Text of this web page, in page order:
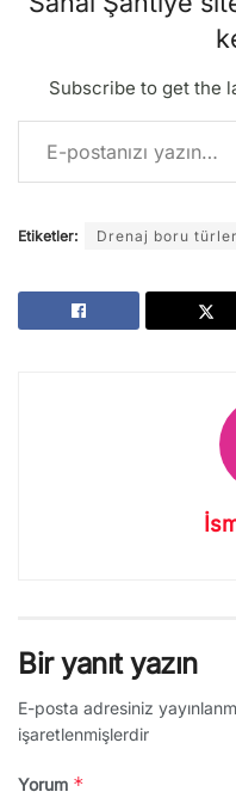
Subscribe to get the
E-postanızı yazın…
Etiketler: Drenaj boru
Bir yanıt yazın
E-posta adresiniz
işaretlenmişlerdir
Yorum *